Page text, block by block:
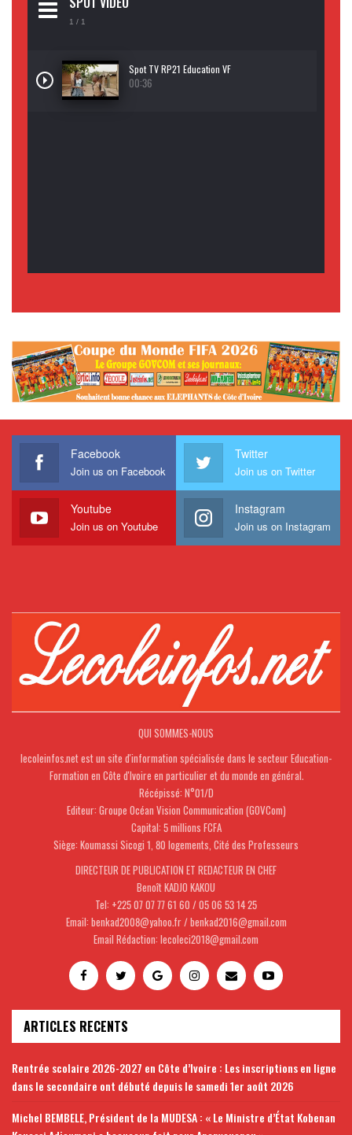
1 / 1
Spot TV RP21 Education VF
00:36
Facebook
Join us on Facebook
Twitter
Join us on Twitter
Youtube
Join us on Youtube
Instagram
Join us on Instagram
QUI SOMMES-NOUS
lecoleinfos.net est un site d'information spécialisée dans le secteur Education-
Formation en Côte d'Ivoire en particulier et du monde en général.
Récépissé: N°01/D
Editeur: Groupe Océan Vision Communication (GOVCom)
Capital: 5 millions FCFA
Siège: Koumassi Sicogi 1, 80 logements, Cité des Professeurs
DIRECTEUR DE PUBLICATION ET REDACTEUR EN CHEF
Benoît KADJO KAKOU
Tel: +225 07 07 77 61 60 / 05 06 53 14 25
Email: benkad2008@yahoo.fr / benkad2016@gmail.com
Email Rédaction: lecoleci2018@gmail.com
ARTICLES RECENTS
Rentrée scolaire 2026-2027 en Côte d’Ivoire : Les inscriptions en ligne
dans le secondaire ont débuté depuis le samedi 1er août 2026
Michel BEMBELE, Président de la MUDESA : « Le Ministre d’État Kobenan